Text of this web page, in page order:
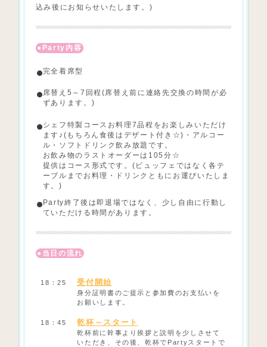
込み後にお知らせいたします。)
Party内容
完全着席型
席替え5～7回程(席替え前に連絡先交換の時間が必
ずあります。)
シェフ特製コースお料理7品程をお楽しみいただけ
ます♪(もちろん食後はデザート付き☆)・アルコー
ル・ソフトドリンク飲み放題です。
お飲み物のラストオーダーは105分☆
提供はコース形式です。(ビュッフェではなく各テ
ーブルまでお料理・ドリンクともにお運びいたしま
す。)
Party終了後は即退場ではなく、少し自由に行動し
ていただける時間があります。
当日の流れ
18：25 受付開始
身分証明書のご提示と参加費のお支払いを
お願いします。
18：45 乾杯～スタート
乾杯前に幹事より挨拶と説明を少しさせて
いただき、その後、乾杯でPartyスタートで